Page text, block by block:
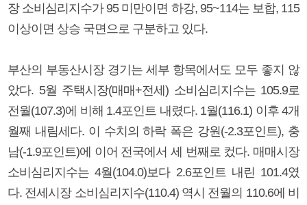
장 소비심리지수가 95 미만이면 하강, 95~114는 보합, 115
이상이면 상승 국면으로 구분하고 있다.
부산의 부동산시장 경기는 세부 항목에서도 모두 좋지 않
았다. 5월 주택시장(매매+전세) 소비심리지수는 105.9로
전월(107.3)에 비해 1.4포인트 내렸다. 1월(116.1) 이후 4개
월째 내림세다. 이 수치의 하락 폭은 강원(-2.3포인트), 충
남(-1.9포인트)에 이어 전국에서 세 번째로 컸다. 매매시장
소비심리지수는 4월(104.0)보다 2.6포인트 내린 101.4였
다. 전세시장 소비심리지수(110.4) 역시 전월의 110.6에 비